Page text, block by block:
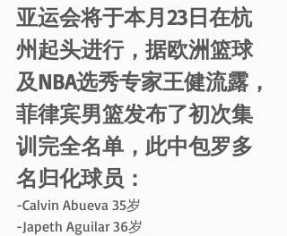
亚运会将于本月23日在杭
州起头进行，据欧洲篮球
及NBA选秀专家王健流露，
菲律宾男篮发布了初次集
训完全名单，此中包罗多
名归化球员：
-Calvin Abueva 35岁
-Japeth Aguilar 36岁